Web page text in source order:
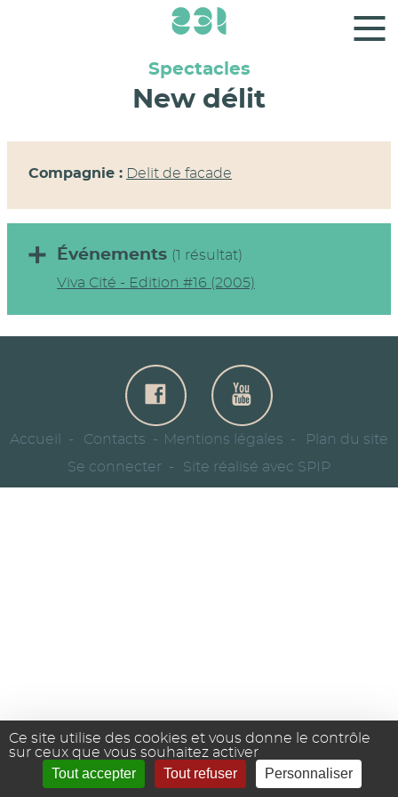
Panneau de gestion des cookies
Ce site utilise des cookies et vous donne le contrôle
sur ceux que vous souhaitez activer
Tout accepter Tout refuser Personnaliser
Spectacles
New délit
Compagnie : Delit de facade
Événements (1 résultat)
Viva Cité - Edition #16 (2005)
Accueil Contacts Mentions légales
Plan du site
Se connecter
Site réalisé avec SPIP